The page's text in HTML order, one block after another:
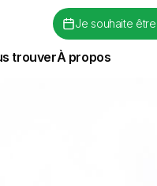
Je souhaite
trouverÀ propos